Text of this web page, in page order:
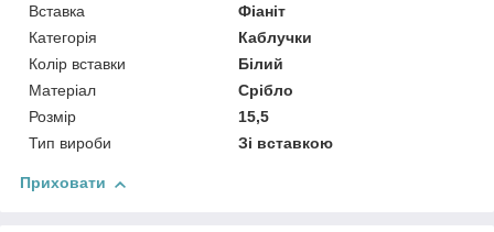
Вставка
Фіаніт
Категорія
Каблучки
Колір вставки
Білий
Матеріал
Срібло
Розмір
15,5
Тип вироби
Зі вставкою
Приховати